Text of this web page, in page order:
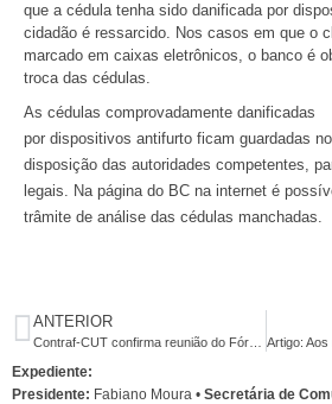
que a cédula tenha sido danificada por
cidadão é ressarcido. Nos casos em que o
marcado em caixas eletrônicos, o banco é
troca das cédulas.
As cédulas comprovadamente danificadas
por dispositivos antifurto ficam guardadas
disposição das autoridades competentes,
legais. Na página do BC na internet é
trâmite de análise das cédulas manchadas.
ANTERIOR
Expediente:
Presidente: Fabiano Moura • Secretária de